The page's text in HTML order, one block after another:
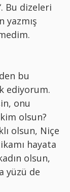
Bu dizeleri
yazmış
bu
ediyorum.
onu
olsun?
olsun, Niçe
hayata
olsun,
yüzü de